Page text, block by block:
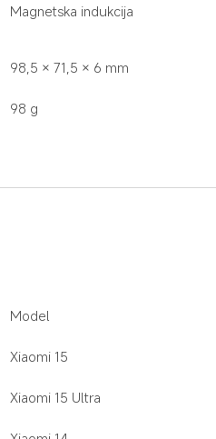
Magnetska indukcija
98,5 × 71,5 × 6 mm
98 g
Model
Xiaomi 15
Xiaomi 15 Ultra